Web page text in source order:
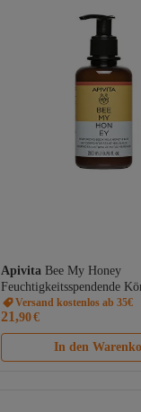
Apivita Bee My Honey
Feuchtigkeitsspendende
Mit Honig, Aloe Und
200 ml
Versand kostenlos ab 35€
21,90€
In den